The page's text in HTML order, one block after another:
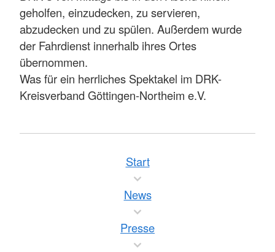
geholfen, einzudecken, zu servieren,
abzudecken und zu spülen. Außerdem wurde
der Fahrdienst innerhalb ihres Ortes
übernommen.
Was für ein herrliches Spektakel im DRK-
Kreisverband Göttingen-Northeim e.V.
Start
News
Presse